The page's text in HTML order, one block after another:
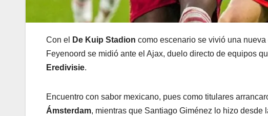
Con el De Kuip Stadion como escenario se vivió una nueva
Feyenoord se midió ante el Ajax, duelo directo de equipos
Eredivisie.
Encuentro con sabor mexicano, pues como titulares
Ámsterdam, mientras que Santiago Giménez lo hizo desde